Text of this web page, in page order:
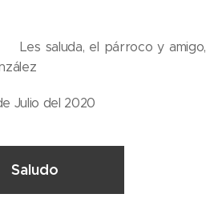
párroco y amigo,
Julio del 2020
Saludo